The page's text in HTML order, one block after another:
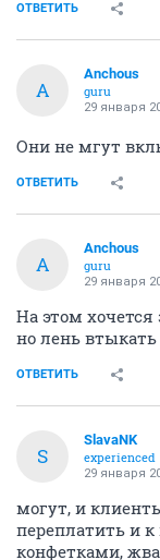
ОТВЕТИТЬ
A
Anchous
guru
29 января
Они не мгут
ОТВЕТИТЬ
A
Anchous
guru
29 января
На этом хочется
но лень втыкать
ОТВЕТИТЬ
S
SlavaNK
experienced
29 января
могут, и
переплатить и
конфетками,